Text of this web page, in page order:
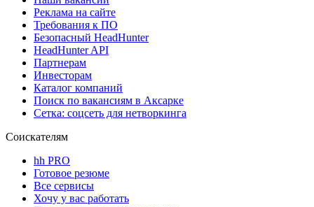
Реклама на сайте
Требования к ПО
Безопасный HeadHunter
HeadHunter API
Партнерам
Инвесторам
Каталог компаний
Поиск по вакансиям в Аксарке
Сетка: соцсеть для нетворкинга
Соискателям
hh PRO
Готовое резюме
Все сервисы
Хочу у вас работать